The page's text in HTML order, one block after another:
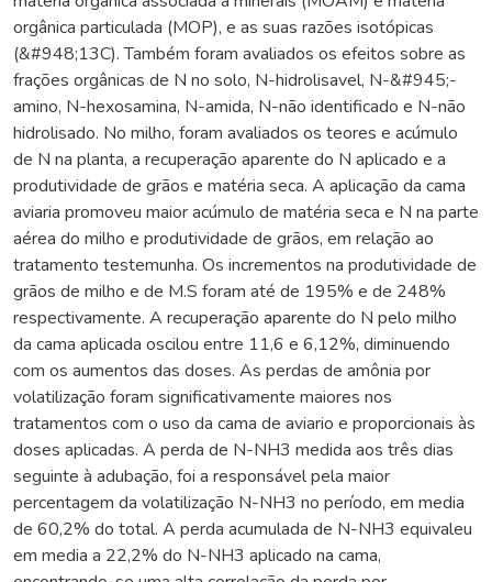
orgânica particulada (MOP), e as suas razões isotópicas
(&#948;13C). Também foram avaliados os efeitos sobre as
frações orgânicas de N no solo, N-hidrolisavel, N-&#945;-
amino, N-hexosamina, N-amida, N-não identificado e N-não
hidrolisado. No milho, foram avaliados os teores e acúmulo
de N na planta, a recuperação aparente do N aplicado e a
produtividade de grãos e matéria seca. A aplicação da cama
aviaria promoveu maior acúmulo de matéria seca e N na parte
aérea do milho e produtividade de grãos, em relação ao
tratamento testemunha. Os incrementos na produtividade de
grãos de milho e de M.S foram até de 195% e de 248%
respectivamente. A recuperação aparente do N pelo milho
da cama aplicada oscilou entre 11,6 e 6,12%, diminuendo
com os aumentos das doses. As perdas de amônia por
volatilização foram significativamente maiores nos
tratamentos com o uso da cama de aviario e proporcionais às
doses aplicadas. A perda de N-NH3 medida aos três dias
seguinte à adubação, foi a responsável pela maior
percentagem da volatilização N-NH3 no período, em media
de 60,2% do total. A perda acumulada de N-NH3 equivaleu
em media a 22,2% do N-NH3 aplicado na cama,